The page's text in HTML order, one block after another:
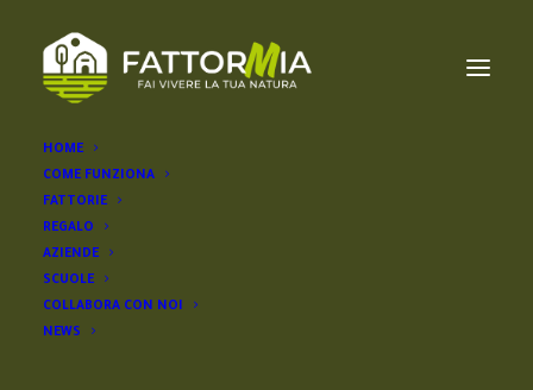
HOME
COME FUNZIONA
FATTORIE
REGALO
AZIENDE
SCUOLE
COLLABORA CON NOI
NEWS